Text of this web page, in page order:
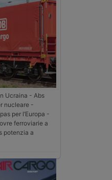
Ucraina - Abs
nucleare -
per l’Europa -
ferroviarie a
potenzia a